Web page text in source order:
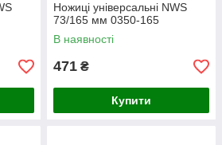
Ножиці універсальні NWS
73/165 мм 0350-165
В наявності
471 ₴
Купити